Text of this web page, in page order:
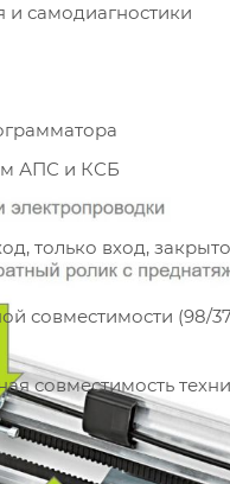
и самодиагностики
АПС и КСБ
только вход,
совместимости (98/
совместимость